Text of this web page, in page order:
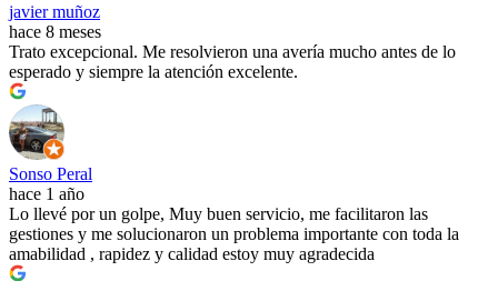
javier muñoz
hace 8 meses
Trato excepcional. Me resolvieron una avería mucho antes de lo
esperado y siempre la atención excelente.
Sonso Peral
hace 1 año
Lo llevé por un golpe, Muy buen servicio, me facilitaron las
gestiones y me solucionaron un problema importante con toda la
amabilidad , rapidez y calidad estoy muy agradecida